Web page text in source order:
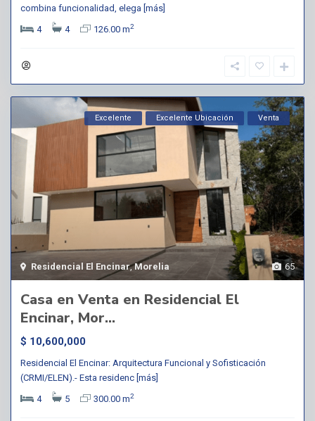
combina funcionalidad, elega [más]
4
4 126.00 m2
65
Residencial El Encinar,Morelia
Excelente Excelente Ubicación Venta
Casa en Venta en Residencial El
Encinar, Mor...
$ 10,600,000
Residencial El Encinar: Arquitectura Funcional y Sofisticación
(CRMI/ELEN).- Esta residenc [más]
4
5 300.00 m2